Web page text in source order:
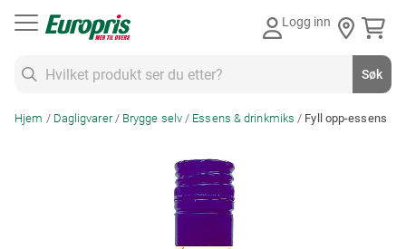
Logg inn
Søk
Hjem Dagligvarer Brygge selv Essens & drinkmiks Fyll opp-essens